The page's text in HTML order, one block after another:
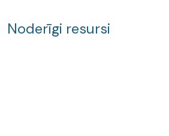
Noderīgi resursi